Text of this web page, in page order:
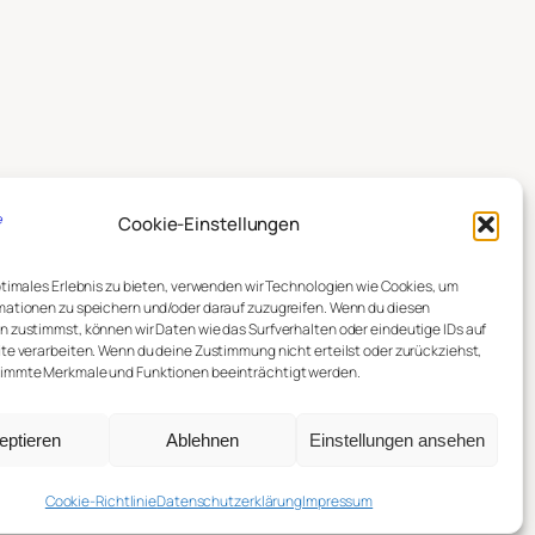
Cookie-Einstellungen
Erlebnis zu bieten, verwenden wir Technologien wie Cookies, um
zu speichern und/oder darauf zuzugreifen. Wenn du diesen
zustimmst, können wir Daten wie das Surfverhalten oder eindeutige IDs auf
verarbeiten. Wenn du deine Zustimmung nicht erteilst oder zurückziehst,
Merkmale und Funktionen beeinträchtigt werden.
Ablehnen Einstellungen ansehen
Cookie-RichtlinieDatenschutzerklärungImpressum